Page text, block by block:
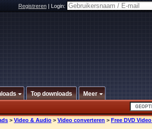
Registreren|Login:
Top downloads Meer
> Video & Audio > Video converteren > Free DVD